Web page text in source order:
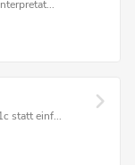
statt einf...